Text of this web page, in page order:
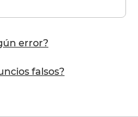
error?
falsos?